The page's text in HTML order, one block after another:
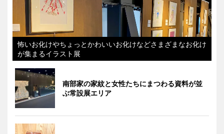
怖いお化けやちょっとかわいいお化けなどさまざまなお化け
が集まるイラスト展
南部家の家紋と女性たちにまつわる資料が並
ぶ常設展エリア